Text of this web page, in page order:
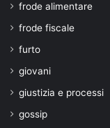
frode alimentare
frode fiscale
furto
giovani
giustizia e processi
gossip